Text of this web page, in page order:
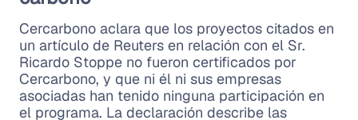
Cercarbono aclara que los proyectos citados en
un artículo de Reuters en relación con el Sr.
Ricardo Stoppe no fueron certificados por
Cercarbono, y que ni él ni sus empresas
asociadas han tenido ninguna participación en
el programa. La declaración describe las